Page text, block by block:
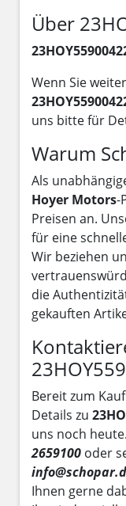
Über
Wenn Sie
uns bitte für
Warum
Als
Hoyer Motors-
Preisen an.
für eine
Wir beziehen
die
gekauften
Bereit zum
Details zu
uns noch
2659100 oder
Ihnen gerne